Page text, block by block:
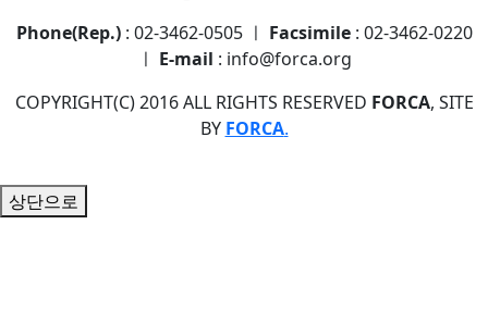
Phone(Rep.): 02-3462-0505 ㅣ Facsimile: 02-3462-0220
ㅣ E-mail : info@forca.org
COPYRIGHT(C) 2016 ALL RIGHTS RESERVED FORCA, SITE
BY FORCA.
상단으로